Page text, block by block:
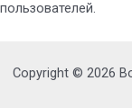
пользователей.
Copyright © 2026